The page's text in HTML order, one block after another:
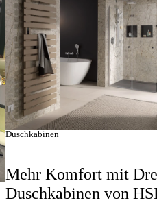
Duschkabinen
Mehr Komfort mit
Duschkabinen von